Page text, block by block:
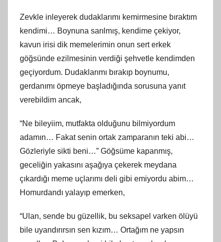
Zevkle inleyerek dudaklarımı kemirmesine bıraktım
kendimi… Boynuna sarılmış, kendime çekiyor,
kavun irisi dik memelerimin onun sert erkek
göğsünde ezilmesinin verdiği şehvetle kendimden
geçiyordum. Dudaklarımı bırakıp boynumu,
gerdanımı öpmeye başladığında sorusuna yanıt
verebildim ancak,
“Ne bileyiim, mutfakta olduğunu bilmiyordum
adamın… Fakat senin ortak zamparanın teki abi…
Gözleriyle sikti beni…” Göğsüme kapanmış,
geceliğin yakasını aşağıya çekerek meydana
çıkardığı meme uçlarımı deli gibi emiyordu abim…
Homurdandı yalayıp emerken,
“Ulan, sende bu güzellik, bu seksapel varken ölüyü
bile uyandırırsın sen kızım… Ortağım ne yapsın